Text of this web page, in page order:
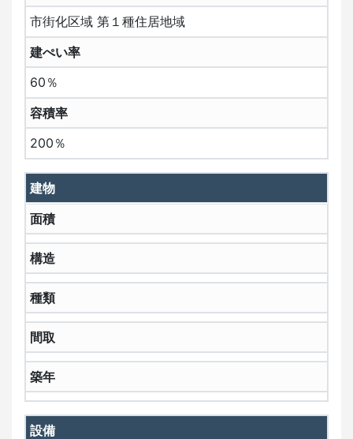
市街化区域 第１種住居地域
建ぺい率
60％
容積率
200％
建物
面積
構造
種類
間取
築年
設備